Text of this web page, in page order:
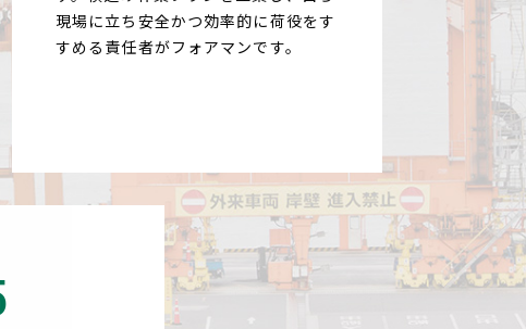
現場に立ち安全かつ効率的に荷役をす
すめる責任者がフォアマンです。